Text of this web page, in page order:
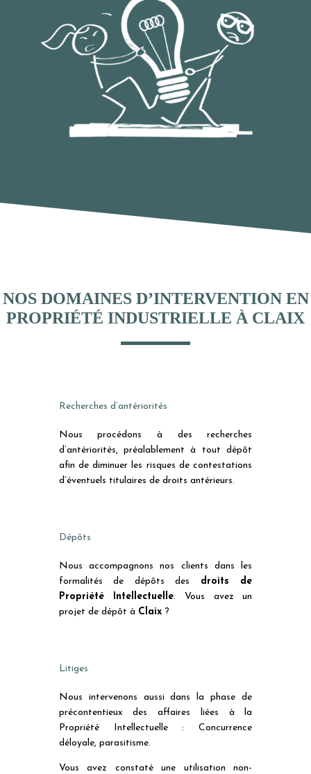
NOS DOMAINES D’INTERVENTION EN
PROPRIÉTÉ INDUSTRIELLE À CLAIX
Recherches d’antériorités
Nous procédons à des recherches
d’antériorités, préalablement à tout dépôt
afin de diminuer les risques de contestations
d’éventuels titulaires de droits antérieurs.
Dépôts
Nous accompagnons nos clients dans les
formalités de dépôts des droits de
Propriété Intellectuelle. Vous avez un
projet de dépôt à Claix?
Litiges
Nous intervenons aussi dans la phase de
précontentieux des affaires liées à la
Propriété Intellectuelle : Concurrence
déloyale, parasitisme.
Vous avez constaté une utilisation non-